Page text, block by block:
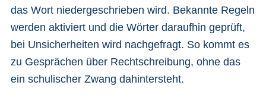
das Wort niedergeschrieben wird. Bekannte Regeln
werden aktiviert und die Wörter daraufhin geprüft,
bei Unsicherheiten wird nachgefragt. So kommt es
zu Gesprächen über Rechtschreibung, ohne das
ein schulischer Zwang dahintersteht.